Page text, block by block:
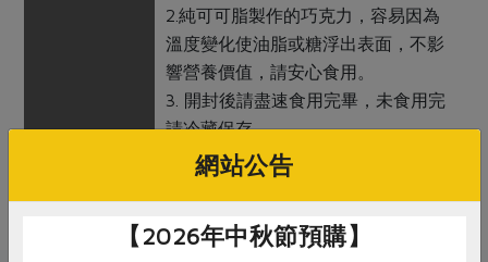
2.純可可脂製作的巧克力，容易因為
溫度變化使油脂或糖浮出表面，不影
響營養價值，請安心食用。
3. 開封後請盡速食用完畢，未食用完
請冷藏保存。
網站公告
【2026年中秋節預購】